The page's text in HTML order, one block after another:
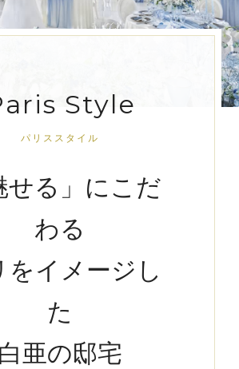
Style
パリススタイル
せる」にこだ
わる
をイメージし
た
白亜の邸宅